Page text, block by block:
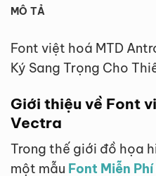
MÔ TẢ
Font việt hoá MTD
Ký Sang Trọng Cho
Giới thiệu về Font
Vectra
Trong thế giới đồ họa
một mẫu Font Miễn Phí